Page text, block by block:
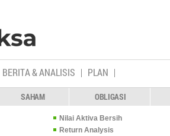
BERITA & ANALISIS PLAN
SAHAM OBLIGASI
Nilai Aktiva Bersih
Return Analysis